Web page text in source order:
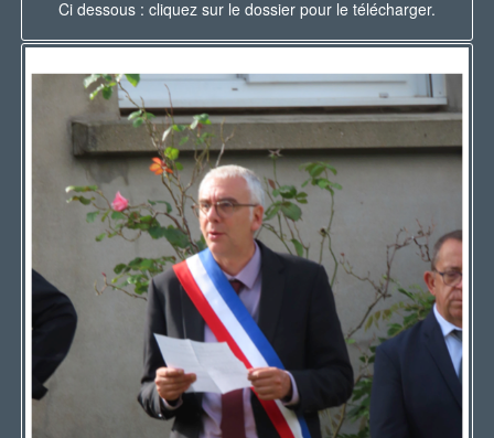
Ci dessous : cliquez sur le dossier pour le télécharger.